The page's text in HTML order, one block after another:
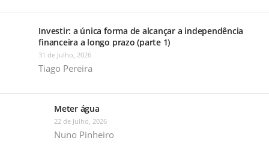
Investir: a única forma de alcançar a independência
financeira a longo prazo (parte 1)
31 de Julho, 2026
Tiago Pereira
Meter água
22 de Julho, 2026
Nuno Pinheiro